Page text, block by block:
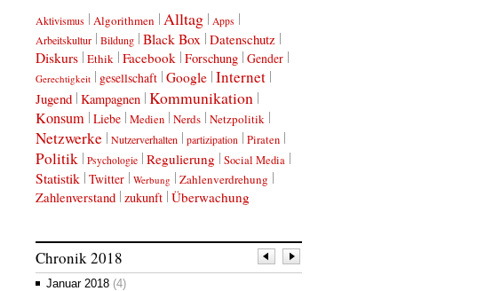
Aktivismus Algorithmen Alltag Apps
Arbeitskultur Bildung Black Box Datenschutz
Diskurs Ethik Facebook Forschung Gender
Gerechtigkeit gesellschaft Google Internet
Jugend Kampagnen Kommunikation
Konsum Liebe Medien Nerds Netzpolitik
Netzwerke Nutzerverhalten partizipation Piraten
Politik Psychologie Regulierung Social Media
Statistik Twitter Werbung Zahlenverdrehung
Zahlenverstand zukunft Überwachung
Chronik2018
Januar 2018 (4)